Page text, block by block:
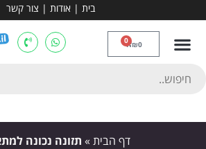
בית | אודות | צור קשר
₪0
0
דף הבית » תזונה נכונה